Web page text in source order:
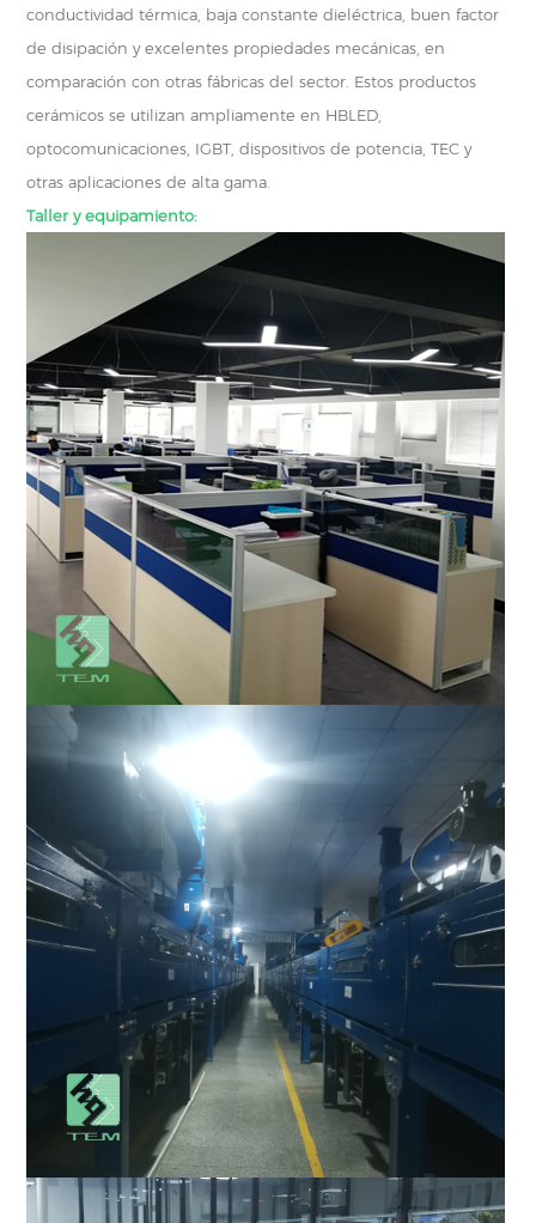
conductividad térmica, baja constante dieléctrica, buen factor
de disipación y excelentes propiedades mecánicas, en
comparación con otras fábricas del sector. Estos productos
cerámicos se utilizan ampliamente en HBLED,
optocomunicaciones, IGBT, dispositivos de potencia, TEC y
otras aplicaciones de alta gama.
Taller y equipamiento: